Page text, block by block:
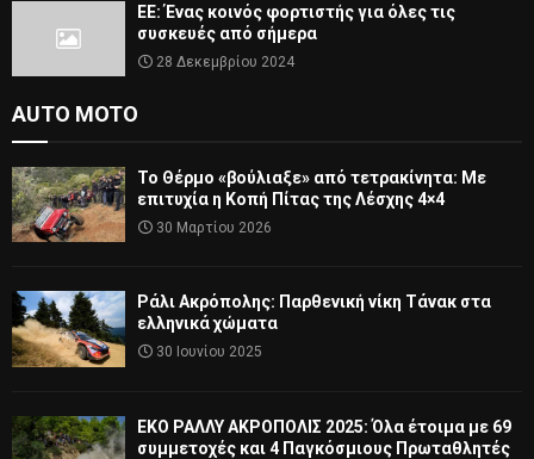
ΕΕ: Ένας κοινός φορτιστής για όλες τις
συσκευές από σήμερα
28 Δεκεμβρίου 2024
AUTO MOTO
Το Θέρμο «βούλιαξε» από τετρακίνητα: Με
επιτυχία η Κοπή Πίτας της Λέσχης 4×4
30 Μαρτίου 2026
Ράλι Ακρόπολης: Παρθενική νίκη Τάνακ στα
ελληνικά χώματα
30 Ιουνίου 2025
ΕΚΟ ΡΑΛΛΥ ΑΚΡΟΠΟΛΙΣ 2025: Όλα έτοιμα με 69
συμμετοχές και 4 Παγκόσμιους Πρωταθλητές